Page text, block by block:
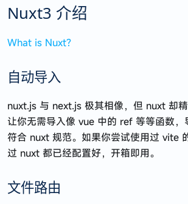
Nuxt3 介绍
What is Nuxt?
自动导入
nuxt.js 与 next.js 极其相像，但 nuxt 却
让你无需导入像 vue 中的 ref 等等函数
符合 nuxt 规范。如果你尝试使用过 vite
过 nuxt 都已经配置好，开箱即用。
文件路由